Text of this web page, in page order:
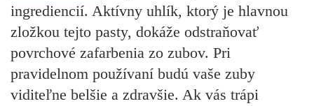
ingrediencií. Aktívny uhlík, ktorý je hlavnou
zložkou tejto pasty, dokáže odstraňovať
povrchové zafarbenia zo zubov. Pri
pravidelnom používaní budú vaše zuby
viditeľne belšie a zdravšie. Ak vás trápi